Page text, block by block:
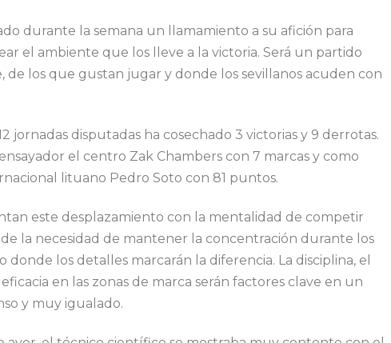
durante la semana un llamamiento a su afición para
el ambiente que los lleve a la victoria. Será un partido
de los que gustan jugar y donde los sevillanos acuden con
jornadas disputadas ha cosechado 3 victorias y 9 derrotas.
el centro Zak Chambers con 7 marcas y como
lituano Pedro Soto con 81 puntos.
este desplazamiento con la mentalidad de competir
de la necesidad de mantener la concentración durante los
los detalles marcarán la diferencia. La disciplina, el
en las zonas de marca serán factores clave en un
y muy igualado.